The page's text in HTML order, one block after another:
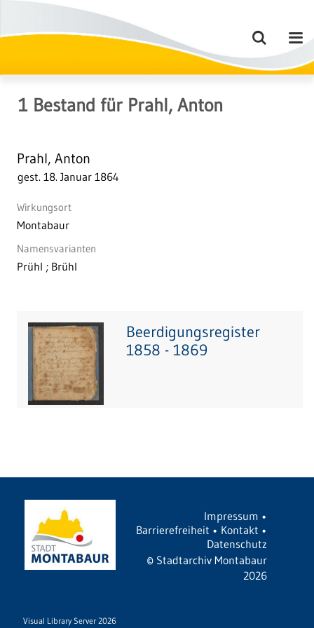
1 Bestand für Prahl, Anton
Prahl, Anton
gest. 18. Januar 1864
Wirkungsort
Montabaur
Namensvarianten
Prühl ; Brühl
Beerdigungsregister
1858 - 1869
Impressum •
Barrierefreiheit • Kontakt •
Datenschutz
© Stadtarchiv Montabaur
2026
Visual Library Server 2026